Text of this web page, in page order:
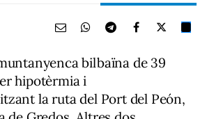
bilbaïna de 39
hipotèrmia i
la ruta del Port del Peón,